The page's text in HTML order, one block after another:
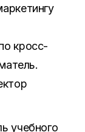
кросс-
учебного